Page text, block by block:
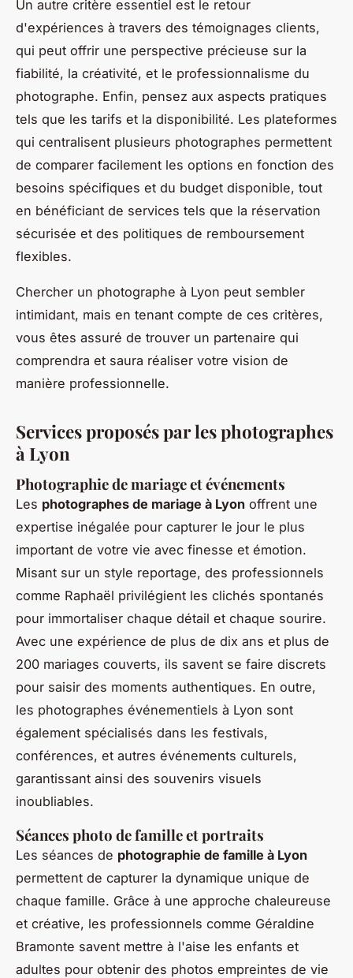
Un autre critère essentiel est le retour
d'expériences à travers des témoignages clients,
qui peut offrir une perspective précieuse sur la
fiabilité, la créativité, et le professionnalisme du
photographe. Enfin, pensez aux aspects pratiques
tels que les tarifs et la disponibilité. Les plateformes
qui centralisent plusieurs photographes permettent
de comparer facilement les options en fonction des
besoins spécifiques et du budget disponible, tout
en bénéficiant de services tels que la réservation
sécurisée et des politiques de remboursement
flexibles.
Chercher un photographe à Lyon peut sembler
intimidant, mais en tenant compte de ces critères,
vous êtes assuré de trouver un partenaire qui
comprendra et saura réaliser votre vision de
manière professionnelle.
Services proposés par les photographes
à Lyon
Photographie de mariage et événements
Les photographes de mariage à Lyon offrent une
expertise inégalée pour capturer le jour le plus
important de votre vie avec finesse et émotion.
Misant sur un style reportage, des professionnels
comme Raphaël privilégient les clichés spontanés
pour immortaliser chaque détail et chaque sourire.
Avec une expérience de plus de dix ans et plus de
200 mariages couverts, ils savent se faire discrets
pour saisir des moments authentiques. En outre,
les photographes événementiels à Lyon sont
également spécialisés dans les festivals,
conférences, et autres événements culturels,
garantissant ainsi des souvenirs visuels
inoubliables.
Séances photo de famille et portraits
Les séances de photographie de famille à Lyon
permettent de capturer la dynamique unique de
chaque famille. Grâce à une approche chaleureuse
et créative, les professionnels comme Géraldine
Bramonte savent mettre à l'aise les enfants et
adultes pour obtenir des photos empreintes de vie